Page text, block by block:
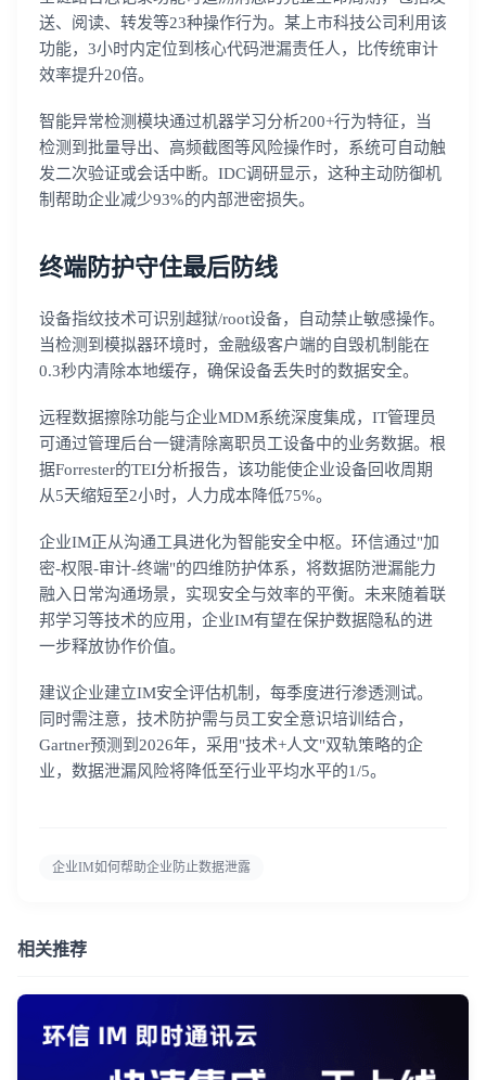
送、阅读、转发等23种操作行为。某上市科技公司利用该
功能，3小时内定位到核心代码泄漏责任人，比传统审计
效率提升20倍。
智能异常检测模块通过机器学习分析200+行为特征，当
检测到批量导出、高频截图等风险操作时，系统可自动触
发二次验证或会话中断。IDC调研显示，这种主动防御机
制帮助企业减少93%的内部泄密损失。
终端防护守住最后防线
设备指纹技术可识别越狱/root设备，自动禁止敏感操作。
当检测到模拟器环境时，金融级客户端的自毁机制能在
0.3秒内清除本地缓存，确保设备丢失时的数据安全。
远程数据擦除功能与企业MDM系统深度集成，IT管理员
可通过管理后台一键清除离职员工设备中的业务数据。根
据Forrester的TEI分析报告，该功能使企业设备回收周期
从5天缩短至2小时，人力成本降低75%。
企业IM正从沟通工具进化为智能安全中枢。环信通过"加
密-权限-审计-终端"的四维防护体系，将数据防泄漏能力
融入日常沟通场景，实现安全与效率的平衡。未来随着联
邦学习等技术的应用，企业IM有望在保护数据隐私的进
一步释放协作价值。
建议企业建立IM安全评估机制，每季度进行渗透测试。
同时需注意，技术防护需与员工安全意识培训结合，
Gartner预测到2026年，采用"技术+人文"双轨策略的企
业，数据泄漏风险将降低至行业平均水平的1/5。
企业IM如何帮助企业防止数据泄露
相关推荐